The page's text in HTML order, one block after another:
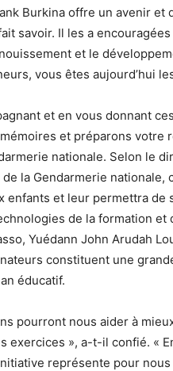
Burkina offre un avenir
savoir. Il les a
et le
vous êtes aujourd’hui
et en vous donnant
et préparons votre
nationale. Selon le
la Gendarmerie nationale,
enfants et leur permettra de
de la formation et
Yuédann John Arudah
constituent une
éducatif.
pourront nous aider à
exercices », a-t-il confié. «
représente pour